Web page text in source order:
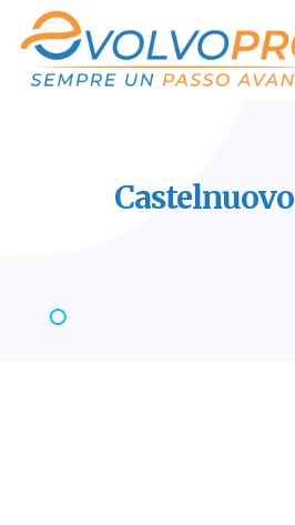
Castelnuovo